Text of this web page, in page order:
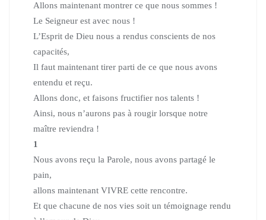
Allons maintenant montrer ce que nous sommes !
Le Seigneur est avec nous !
L’Esprit de Dieu nous a rendus conscients de nos
capacités,
Il faut maintenant tirer parti de ce que nous avons
entendu et reçu.
Allons donc, et faisons fructifier nos talents !
Ainsi, nous n’aurons pas à rougir lorsque notre
maître reviendra !
1
Nous avons reçu la Parole, nous avons partagé le
pain,
allons maintenant VIVRE cette rencontre.
Et que chacune de nos vies soit un témoignage rendu